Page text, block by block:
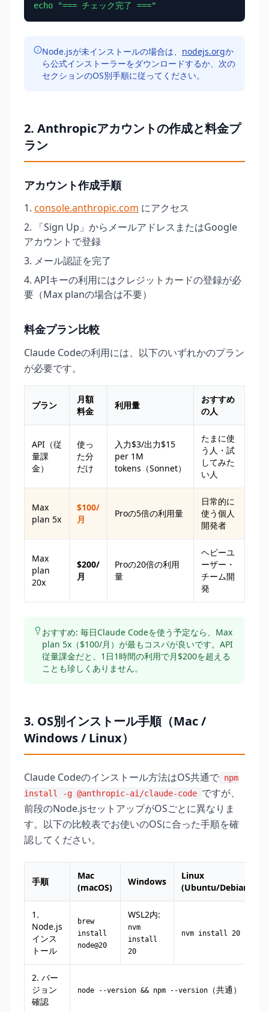
echo "=== チェック完了 ==="
Node.jsが未インストールの場合は、 nodejs.orgか
ら公式インストーラーをダウンロードするか、次の
セクションのOS別手順に従ってください。
2. Anthropicアカウントの作成と料金プ
ラン
アカウント作成手順
console.anthropic.com にアクセス
「Sign Up」からメールアドレスまたはGoogle
アカウントで登録
メール認証を完了
APIキーの利用にはクレジットカードの登録が必
要（Max planの場合は不要）
料金プラン比較
Claude Codeの利用には、以下のいずれかのプラン
が必要です。
プラン
月額
料金
利用量
おすすめ
の人
API（従
量課
金）
使っ
た分
だけ
入力$3/出力$15
per 1M
tokens（Sonnet）
たまに使
う人・試
してみた
い人
Max
plan 5x
$100/
月
Proの5倍の利用量
日常的に
使う個人
開発者
Max
plan
20x
$200/
月
Proの20倍の利用
量
ヘビーユ
ーザー・
チーム開
発
おすすめ: 毎日Claude Codeを使う予定なら、Max
plan 5x（$100/月）が最もコスパが良いです。API
従量課金だと、1日1時間の利用で月$200を超える
ことも珍しくありません。
3. OS別インストール手順（Mac /
Windows / Linux）
Claude Codeのインストール方法はOS共通で npm
install -g @anthropic-ai/claude-code ですが、
前段のNode.jsセットアップがOSごとに異なりま
す。以下の比較表でお使いのOSに合った手順を確
認してください。
手順
Mac
(macOS)
Windows
Linux
(Ubuntu/Debian)
1.
Node.js
インス
トール
brew
install
node@20
WSL2内:
nvm
install
20
nvm install 20
2. バー
ジョン
確認
node --version && npm --version （共通）